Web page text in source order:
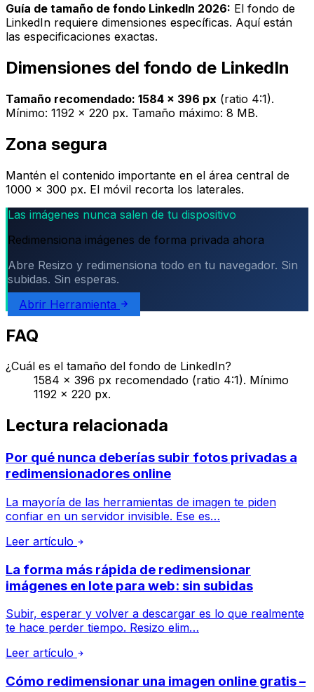
Guía de tamaño de fondo LinkedIn 2026: El fondo de
LinkedIn requiere dimensiones específicas. Aquí están
las especificaciones exactas.
Dimensiones del fondo de LinkedIn
Tamaño recomendado: 1584 × 396 px (ratio 4:1).
Mínimo: 1192 × 220 px. Tamaño máximo: 8 MB.
Zona segura
Mantén el contenido importante en el área central de
1000 × 300 px. El móvil recorta los laterales.
Las imágenes nunca salen de tu dispositivo
Redimensiona imágenes de forma privada ahora
Abre Resizo y redimensiona todo en tu navegador. Sin
subidas. Sin esperas.
Abrir Herramienta
FAQ
¿Cuál es el tamaño del fondo de LinkedIn?
1584 × 396 px recomendado (ratio 4:1). Mínimo
1192 × 220 px.
Lectura relacionada
Por qué nunca deberías subir fotos privadas a
redimensionadores online
La mayoría de las herramientas de imagen te piden
confiar en un servidor invisible. Ese es…
Leer artículo
La forma más rápida de redimensionar
imágenes en lote para web: sin subidas
Subir, esperar y volver a descargar es lo que realmente
te hace perder tiempo. Resizo elim…
Leer artículo
Cómo redimensionar una imagen online gratis –